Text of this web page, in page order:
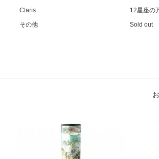
Claris
12星座の
その他 Sold out